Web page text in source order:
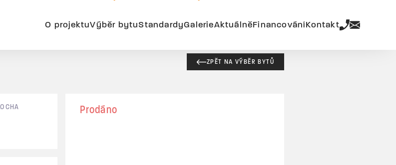
O projektuVýběr bytuStandardyGalerieAktuálně Financování Kontakt
ZPĚT NA VÝBĚR BYTŮ
Prodáno